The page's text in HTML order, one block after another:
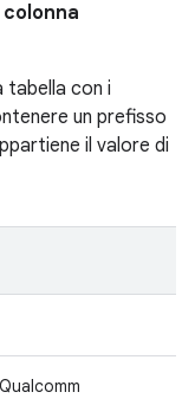
tabella con i
un prefisso
il valore di